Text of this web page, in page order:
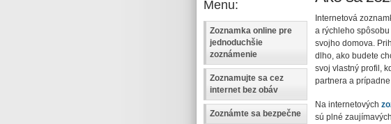
Menu:
Zoznamka online pre
jednoduchšie
zoznámenie
Zoznamujte sa cez
internet bez obáv
Zoznámte sa bezpečne
Internetová
a rýchleho
svojho domova.
dlho, ako budete
svoj vlastný profil,
partnera a
Na internetových
sú plné